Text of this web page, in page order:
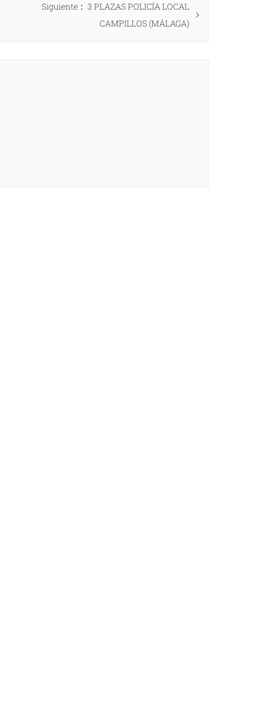
Siguiente
Entrada
siguiente:
3 PLAZAS POLICÍA LOCAL
CAMPILLOS (MÁLAGA)